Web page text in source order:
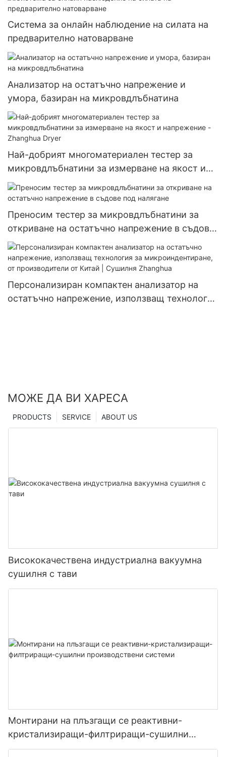
Система за онлайн наблюдение на силата на
предварително натоварване
Анализатор на остатъчно напрежение и
умора, базиран на микровдлъбнатина
Най-добрият многоматериален тестер за
микровдлъбнатини за измерване на якост и
напрежение - Zhanghua Dryer
Преносим тестер за микровдлъбнатини за
откриване на остатъчно напрежение в съдове
под налягане
Персонализиран компактен анализатор на
остатъчно напрежение, използващ технология
МОЖЕ ДА ВИ ХАРЕСА
ABOUT US
SERVICE
PRODUCTS
Висококачествена индустриална вакуумна
сушилня с тави
Монтирани на плъзгащи се реактивни-
кристализиращи-филтриращи-сушилни
производствени системи